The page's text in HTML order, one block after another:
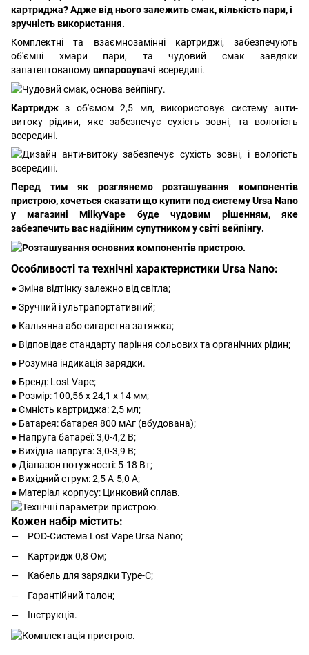
картриджа? Адже від нього залежить смак, кількість пари, і
зручність використання.
Комплектні та взаємнозамінні картриджі, забезпечують
об'ємні хмари пари, та чудовий смак завдяки
запатентованомувипаровувачі всередині.
Картриджз об'ємом 2,5 мл, використовує систему анти-
витоку рідини, яке забезпечує сухість зовні, та вологість
всередині.
Перед тим як розглянемо розташування компонентів
пристрою, хочеться сказати що купити под систему Ursa Nano
у магазині MilkyVape буде чудовим рішенням, яке
забезпечить вас надійним супутником у світі вейпінгу.
Особливості та технічні характеристики Ursa Nano:
● Зміна відтінку залежно від світла;
● Зручний і ультрапортативний;
● Кальянна або сигаретна затяжка;
● Відповідає стандарту паріння сольових та органічних рідин;
● Розумна індикація зарядки.
● Бренд: Lost Vape;
● Розмір: 100,56 x 24,1 x 14 мм;
● Ємність картриджа: 2,5 мл;
● Батарея: батарея 800 мАг (вбудована);
● Напруга батареї: 3,0-4,2 В;
● Вихідна напруга: 3,0-3,9 В;
● Діапазон потужності: 5-18 Вт;
● Вихідний струм: 2,5 А-5,0 А;
● Матеріал корпусу: Цинковий сплав.
Кожен набір містить:
POD-Система Lost Vape Ursa Nano;
Картридж 0,8 Ом;
Кабель для зарядки Type-C;
Гарантійний талон;
Інструкція.